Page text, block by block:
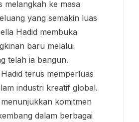
melangkah ke masa
yang semakin luas
Hadid membuka
baru melalui
telah ia bangun.
terus memperluas
industri kreatif global.
komitmen
dalam berbagai